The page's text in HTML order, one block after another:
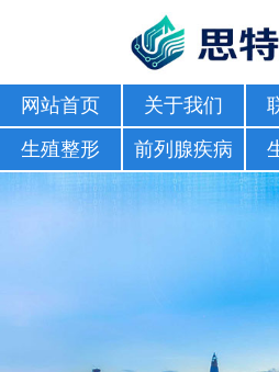
网站首页 关于我们
生殖整形
前列腺疾病